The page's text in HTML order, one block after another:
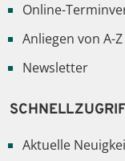
Online-
Anliegen von A-Z
Newsletter
Aktuelle